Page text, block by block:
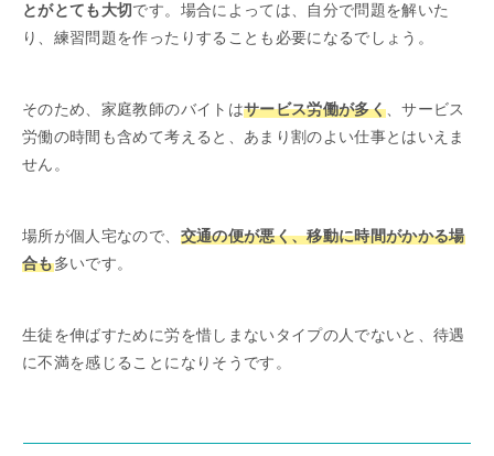
とがとても大切です。場合によっては、自分で問題を解いた
り、練習問題を作ったりすることも必要になるでしょう。
そのため、家庭教師のバイトはサービス労働が多く 、サービス
労働の時間も含めて考えると、あまり割のよい仕事とはいえま
せん。
場所が個人宅なので、 交通の便が悪く、移動に時間がかかる場
合も多いです。
生徒を伸ばすために労を惜しまないタイプの人でないと、待遇
に不満を感じることになりそうです。